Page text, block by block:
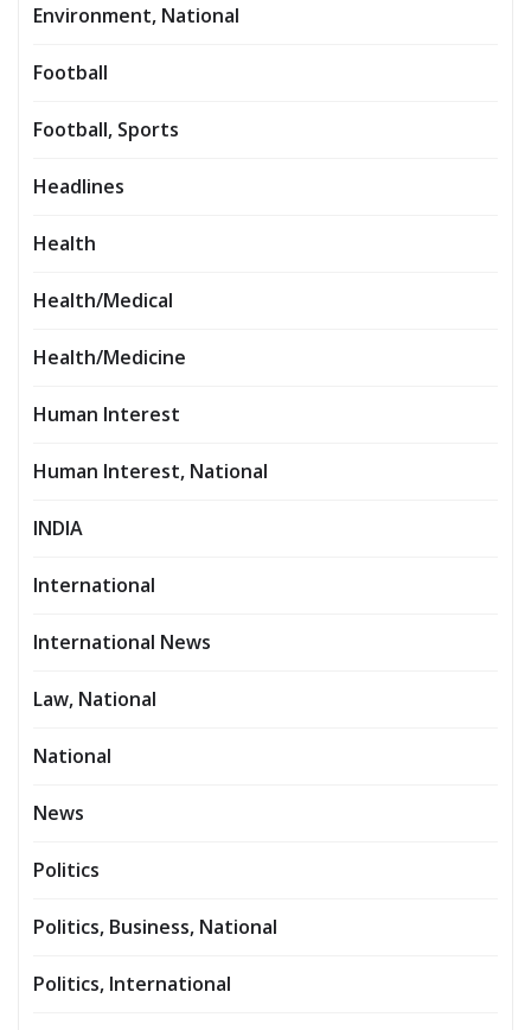
Environment, National
Football
Football, Sports
Headlines
Health
Health/Medical
Health/Medicine
Human Interest
Human Interest, National
INDIA
International
International News
Law, National
National
News
Politics
Politics, Business, National
Politics, International